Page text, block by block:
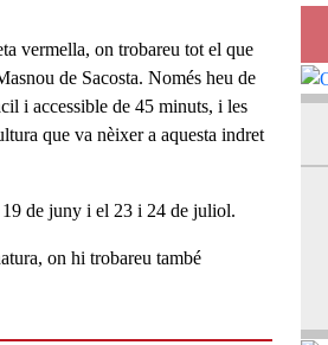
vermella, on trobareu tot el que
de Sacosta. Només heu de
i accessible de 45 minuts, i les
que va nèixer a aquesta indret
de juny i el 23 i 24 de juliol.
on hi trobareu també